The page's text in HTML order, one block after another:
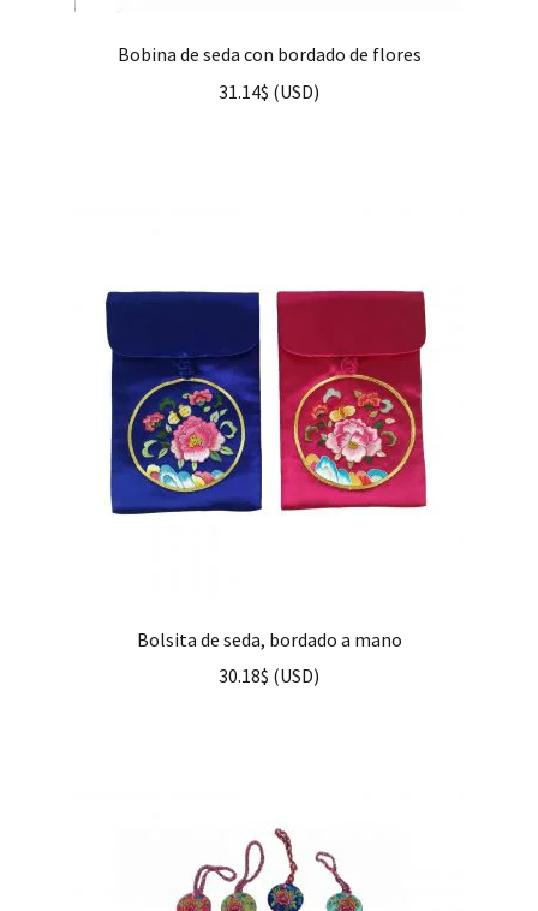
Bobina de seda con bordado de flores
31.14$ (USD)
Bolsita de seda, bordado a mano
30.18$ (USD)